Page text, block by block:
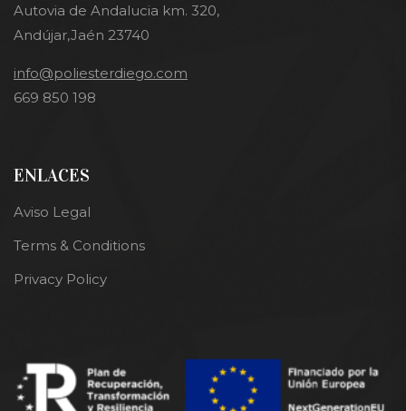
Autovia de Andalucia km. 320,
Andújar,Jaén 23740
info@poliesterdiego.com
669 850 198
ENLACES
Aviso Legal
Terms & Conditions
Privacy Policy